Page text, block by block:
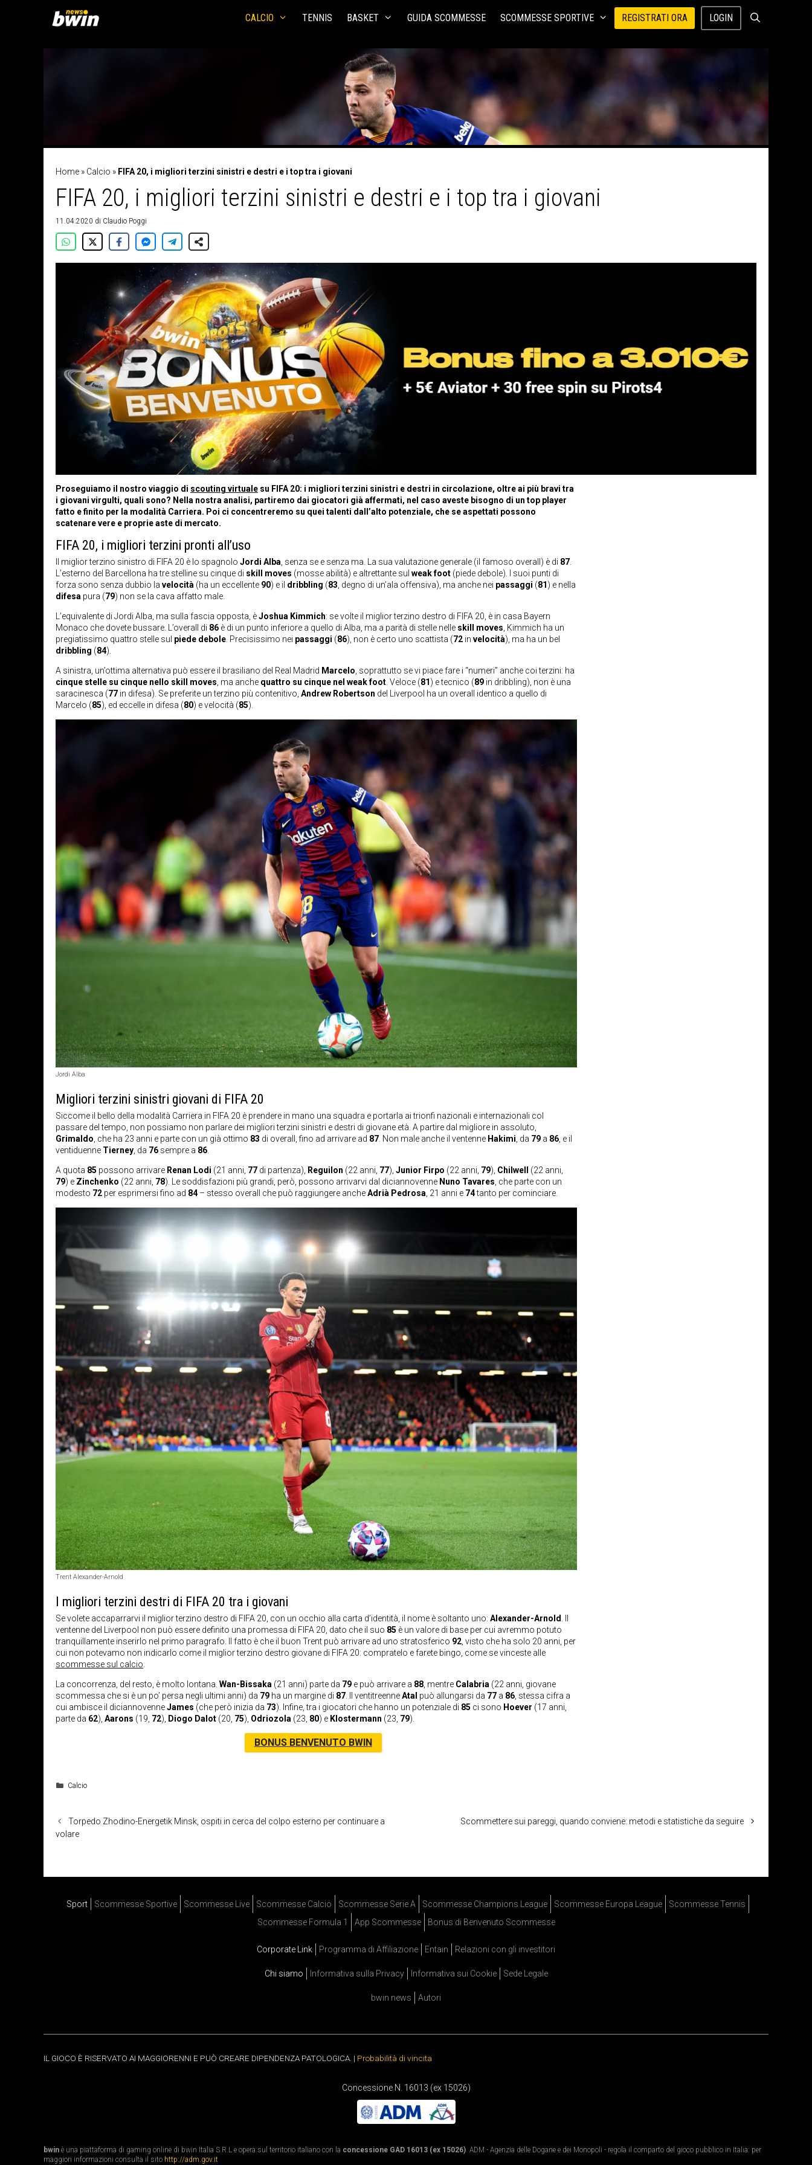
CALCIO TENNIS BASKET GUIDA SCOMMESSE SCOMMESSE SPORTIVE REGISTRATI ORA LOGIN
Home » Calcio » FIFA 20, i migliori terzini sinistri e destri e i top tra i giovani
FIFA 20, i migliori terzini sinistri e destri e i top tra i giovani
11.04.2020 di Claudio Poggi
Proseguiamo il nostro viaggio di scouting virtuale su FIFA 20: i migliori terzini sinistri e destri in circolazione, oltre ai più bravi tra
i giovani virgulti, quali sono? Nella nostra analisi, partiremo dai giocatori già affermati, nel caso aveste bisogno di un top player
fatto e finito per la modalità Carriera. Poi ci concentreremo su quei talenti dall’alto potenziale, che se aspettati possono
scatenare vere e proprie aste di mercato.
FIFA 20, i migliori terzini pronti all’uso
Il miglior terzino sinistro di FIFA 20 è lo spagnolo Jordi Alba, senza se e senza ma. La sua valutazione generale (il famoso overall) è di 87.
L’esterno del Barcellona ha tre stelline su cinque di skill moves (mosse abilità) e altrettante sul weak foot (piede debole). I suoi punti di
forza sono senza dubbio la velocità (ha un eccellente 90) e il dribbling (83, degno di un’ala offensiva), ma anche nei passaggi (81) e nella
difesa pura (79) non se la cava affatto male.
L’equivalente di Jordi Alba, ma sulla fascia opposta, èJoshua Kimmich: se volte il miglior terzino destro di FIFA 20, è in casa Bayern
Monaco che dovete bussare. L’overall di 86 è di un punto inferiore a quello di Alba, ma a parità di stelle nelle skill moves, Kimmich ha un
pregiatissimo quattro stelle sul piede debole. Precisissimo nei passaggi (86), non è certo uno scattista (72 in velocità), ma ha un bel
dribbling (84).
A sinistra, un’ottima alternativa può essere il brasiliano del Real Madrid Marcelo, soprattutto se vi piace fare i “numeri” anche coi terzini: ha
cinque stelle su cinque nello skill moves, ma anche quattro su cinque nel weak foot. Veloce (81) e tecnico (89 in dribbling), non è una
saracinesca (77 in difesa). Se preferite un terzino più contenitivo, Andrew Robertson del Liverpool ha un overall identico a quello di
Marcelo (85), ed eccelle in difesa (80) e velocità (85).
Jordi Alba
Migliori terzini sinistri giovani di FIFA 20
Siccome il bello della modalità Carriera in FIFA 20 è prendere in mano una squadra e portarla ai trionfi nazionali e internazionali col
passare del tempo, non possiamo non parlare dei migliori terzini sinistri e destri di giovane età. A partire dal migliore in assoluto,
Grimaldo , che ha 23 anni e parte con un già ottimo 83 di overall, fino ad arrivare ad 87 . Non male anche il ventenne Hakimi , da 79 a 86 , e il
ventiduenne Tierney , da 76 sempre a 86
A quota 85 possono arrivare Renan Lodi (21 anni, 77 di partenza), Reguilon (22 anni, 77), Junior Firpo (22 anni, 79), Chilwell
(22 anni,
79) e Zinchenko (22 anni, 78). Le soddisfazioni più grandi, però, possono arrivarvi dal diciannovenne Nuno Tavares , che parte con un
modesto 72 per esprimersi fino ad 84– stesso overall che può raggiungere ancheAdrià Pedrosa , 21 anni e 74tanto per cominciare.
Trent Alexander-Arnold
I migliori terzini destri di FIFA 20 tra i giovani
Se volete accaparrarvi il miglior terzino destro di FIFA 20, con un occhio alla carta d’identità, il nome è soltanto uno: Alexander-Arnold. Il
ventenne del Liverpool non può essere definito una promessa di FIFA 20, dato che il suo 85 è un valore di base per cui avremmo potuto
tranquillamente inserirlo nel primo paragrafo. Il fatto è che il buon Trent può arrivare ad uno stratosferico 92, visto che ha solo 20 anni, per
cui non potevamo non indicarlo come il miglior terzino destro giovane di FIFA 20: compratelo e farete bingo, come se vinceste alle
scommesse sul calcio.
La concorrenza, del resto, è molto lontana. Wan-Bissaka (21 anni) parte da 79 e può arrivare a 88, mentre Calabria (22 anni, giovane
scommessa che si è un po’ persa negli ultimi anni) da 79 ha un margine di 87. Il ventitreenneAtal può allungarsi da 77 a 86, stessa cifra a
cui ambisce il diciannovenneJames (che però inizia da 73). Infine, tra i giocatori che hanno un potenziale di 85 ci sono Hoever (17 anni,
parte da 62), Aarons (19, 72), Diogo Dalot (20, 75), Odriozola (23, 80) e Klostermann (23, 79).
BONUS BENVENUTO BWIN
Categorie
Calcio
Torpedo Zhodino-Energetik Minsk, ospiti in cerca del colpo esterno per continuare a
volare
Scommettere sui pareggi, quando conviene: metodi e statistiche da seguire
Sport Scommesse Sportive Scommesse Live Scommesse Calcio Scommesse Serie A Scommesse Champions League Scommesse Europa League
Scommesse Tennis
Scommesse Formula 1
App Scommesse Bonus di Benvenuto Scommesse
Corporate Link Programma di Affiliazione Entain Relazioni con gli investitori
Chi siamo Informativa sulla Privacy Informativa sui Cookie Sede Legale
bwin news Autori
IL GIOCO È RISERVATO AI MAGGIORENNI E PUÒ CREARE DIPENDENZA PATOLOGICA. | Probabilità di vincita
Concessione N. 16013 (ex 15026)
bwin è una piattaforma di gaming online di bwin Italia S.R.L e opera sul territorio italiano con la concessione GAD 16013 (ex 15026). ADM - Agenzia delle Dogane e dei Monopoli - regola il comparto del gioco pubblico in Italia: per
maggiori informazioni consulta il sito http://adm.gov.it